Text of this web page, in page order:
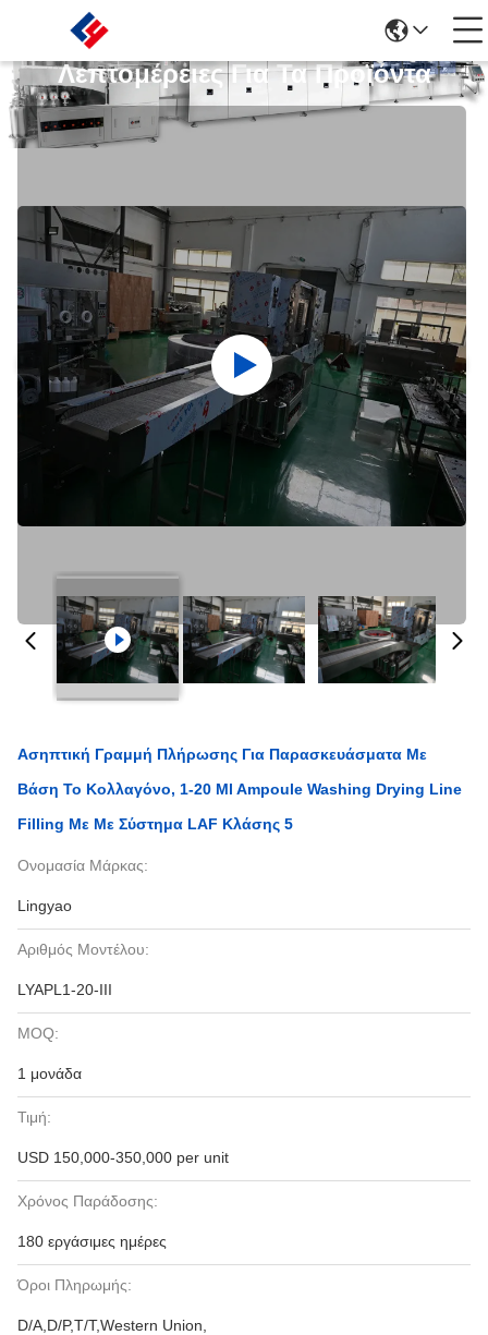
Λεπτομέρειες Για Τα Προϊόντα
Ασηπτική Γραμμή Πλήρωσης Για Παρασκευάσματα Με
Βάση Το Κολλαγόνο, 1-20 Ml Ampoule Washing Drying Line
Filling Με Με Σύστημα LAF Κλάσης 5
Ονομασία Μάρκας:
Lingyao
Αριθμός Μοντέλου:
LYAPL1-20-III
MOQ:
1 μονάδα
Τιμή:
USD 150,000-350,000 per unit
Χρόνος Παράδοσης:
180 εργάσιμες ημέρες
Όροι Πληρωμής:
D/A,D/P,T/T,Western Union,